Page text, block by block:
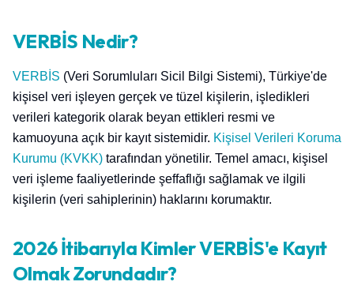
VERBİS Nedir?
VERBİS (Veri Sorumluları Sicil Bilgi Sistemi), Türkiye'de
kişisel veri işleyen gerçek ve tüzel kişilerin, işledikleri
verileri kategorik olarak beyan ettikleri resmi ve
kamuoyuna açık bir kayıt sistemidir. Kişisel Verileri Koruma
Kurumu (KVKK) tarafından yönetilir. Temel amacı, kişisel
veri işleme faaliyetlerinde şeffaflığı sağlamak ve ilgili
kişilerin (veri sahiplerinin) haklarını korumaktır.
2026 İtibarıyla Kimler VERBİS'e Kayıt
Olmak Zorundadır?